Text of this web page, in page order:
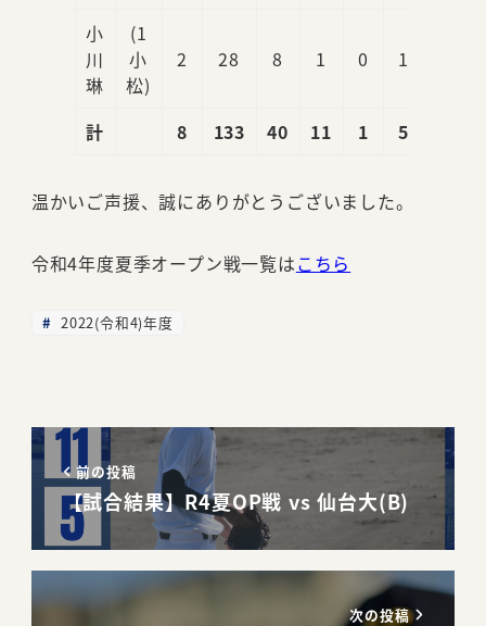
小
川
琳
(1
小
松)
2 28 8 1 0 1
計 8 133 40 11 1 5
温かいご声援、誠にありがとうございました。
令和4年度夏季オープン戦一覧はこちら
2022(令和4)年度
前の投稿
【試合結果】R4夏OP戦 vs 仙台大(B)
次の投稿